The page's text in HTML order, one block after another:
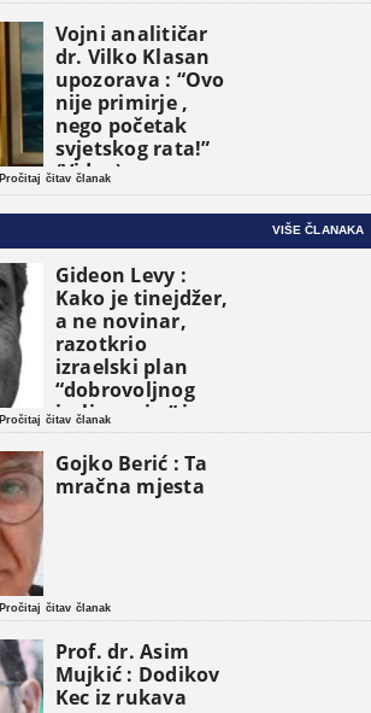
Vojni analitičar
dr. Vilko Klasan
upozorava : “Ovo
nije primirje ,
nego početak
svjetskog rata!”
(Video)
Pročitaj čitav članak
VIŠE ČLANAKA
Gideon Levy :
Kako je tinejdžer,
a ne novinar,
razotkrio
izraelski plan
“dobrovoljnog
iseljavanja ” iz
Gaze
Pročitaj čitav članak
Gojko Berić : Ta
mračna mjesta
Pročitaj čitav članak
Prof. dr. Asim
Mujkić : Dodikov
Kec iz rukava